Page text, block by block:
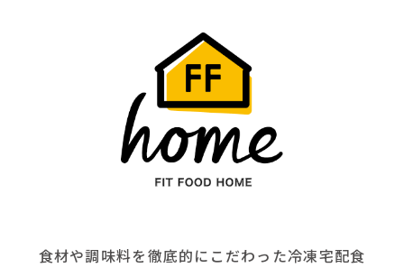
食材や調味料を徹底的にこだわった冷凍宅配食